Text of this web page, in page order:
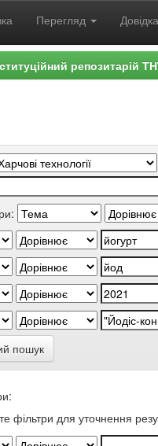
Перегляд Довідка
репозитарій
пошук
фільтри для уточнення